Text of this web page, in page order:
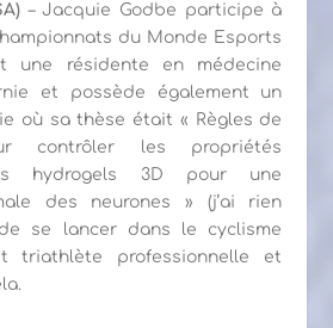
– Jacquie Godbe participe à
du Monde Esports
une résidente en médecine
et possède également un
où sa thèse était « Règles de
contrôler les propriétés
hydrogels 3D pour une
des neurones » (j’ai rien
se lancer dans le cyclisme
triathlète professionnelle et